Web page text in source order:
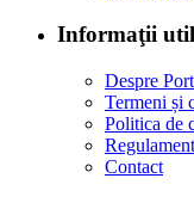
Informaţii
Despre
Termeni și
Politica de
Contact